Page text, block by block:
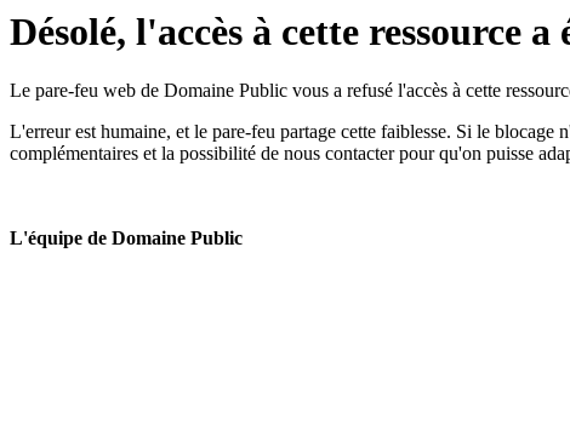
Désolé, l'accès à cette ressource a
Le pare-feu web de Domaine Public vous a refusé l'accès à cette
L'erreur est humaine, et le pare-feu partage cette faiblesse. Si le
complémentaires et la possibilité de nous contacter pour qu'on puisse
L'équipe de Domaine Public